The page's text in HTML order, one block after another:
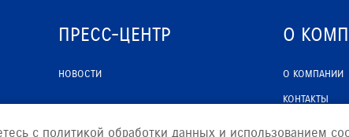
ПРЕСС-ЦЕНТР
НОВОСТИ
О
О КОМПАНИИ
КОНТАКТЫ
с политикой обработки данных и использованием